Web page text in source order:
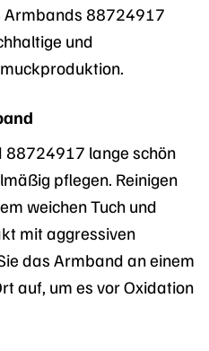
Armbands 88724917
und
88724917 lange schön
pflegen. Reinigen
weichen Tuch und
mit aggressiven
das Armband an einem
auf, um es vor Oxidation